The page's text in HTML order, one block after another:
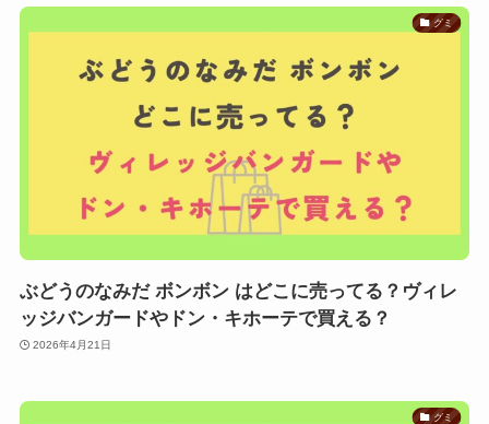
グミ
ぶどうのなみだ ボンボン はどこに売ってる？ヴィレ
ッジバンガードやドン・キホーテで買える？
2026年4月21日
グミ